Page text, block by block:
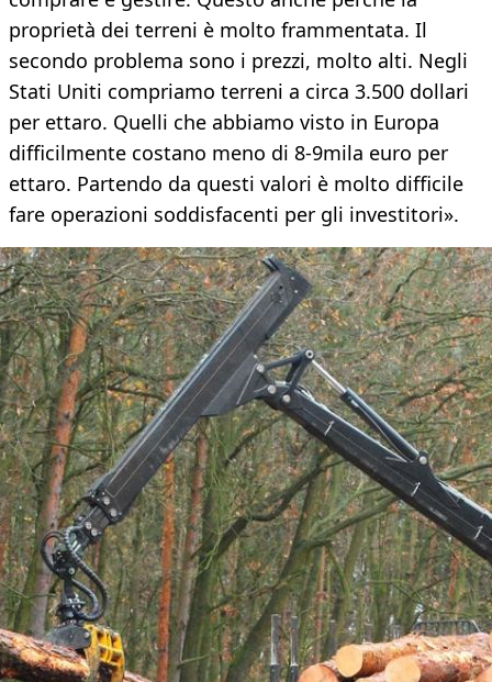
proprietà dei terreni è molto frammentata. Il
secondo problema sono i prezzi, molto alti. Negli
Stati Uniti compriamo terreni a circa 3.500 dollari
per ettaro. Quelli che abbiamo visto in Europa
difficilmente costano meno di 8-9mila euro per
ettaro. Partendo da questi valori è molto difficile
fare operazioni soddisfacenti per gli investitori».